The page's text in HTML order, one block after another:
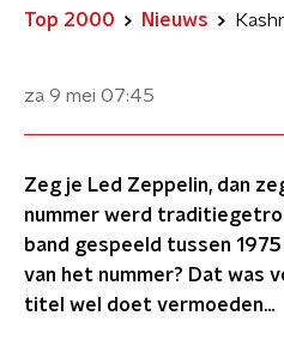
Top 2000 Nieuws
za 9 mei 07:45
Zeg je Led Zeppelin, dan
nummer werd
band gespeeld tussen
van het nummer? Dat was
titel wel doet vermoeden...